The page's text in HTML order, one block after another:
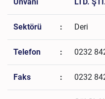
Sektörü : Deri
Telefon : 0232
Faks : 0232